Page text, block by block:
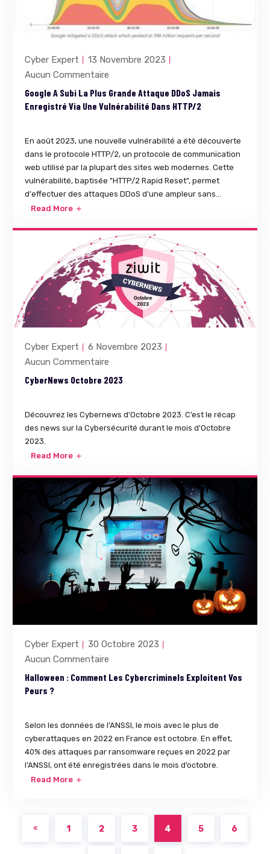
Cyber Expert
13 Novembre 2023
Aucun Commentaire
Google A Subi La Plus Grande Attaque DDoS Jamais
Enregistré Via Une Vulnérabilité Dans HTTP/2
En août 2023, une nouvelle vulnérabilité a été découverte
dans le protocole HTTP/2, un protocole de communication
web utilisé par la plupart des sites web modernes. Cette
vulnérabilité, baptisée "HTTP/2 Rapid Reset", permet
d'effectuer des attaques DDoS d'une ampleur sans...
Read More
Cyber Expert
6 Novembre 2023
Aucun Commentaire
CyberNews Octobre 2023
Découvrez les Cybernews d'Octobre 2023. C’est le récap
des news sur la Cybersécurité durant le mois d'Octobre
2023.
Read More
Cyber Expert
30 Octobre 2023
Aucun Commentaire
Halloween : Comment Les Cybercriminels Exploitent Vos
Peurs ?
Selon les données de l’ANSSI, le mois avec le plus de
cyberattaques en 2022 en France est octobre. En effet,
40% des attaques par ransomware reçues en 2022 par
l’ANSSI, ont été enregistrées dans le mois d’octobre.
Read More
1 2 3 4 5 6